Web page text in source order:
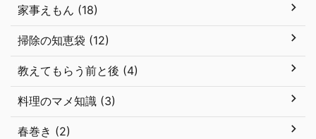
家事えもん (18)
掃除の知恵袋 (12)
教えてもらう前と後 (4)
料理のマメ知識 (3)
春巻き (2)